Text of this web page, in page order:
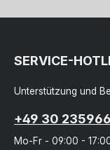
SERVICE-
Unterstützung und
+49 30
Mo-Fr - 09:00 -